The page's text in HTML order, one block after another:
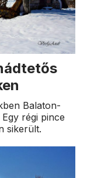
Balaton-
régi pince
sikerült.